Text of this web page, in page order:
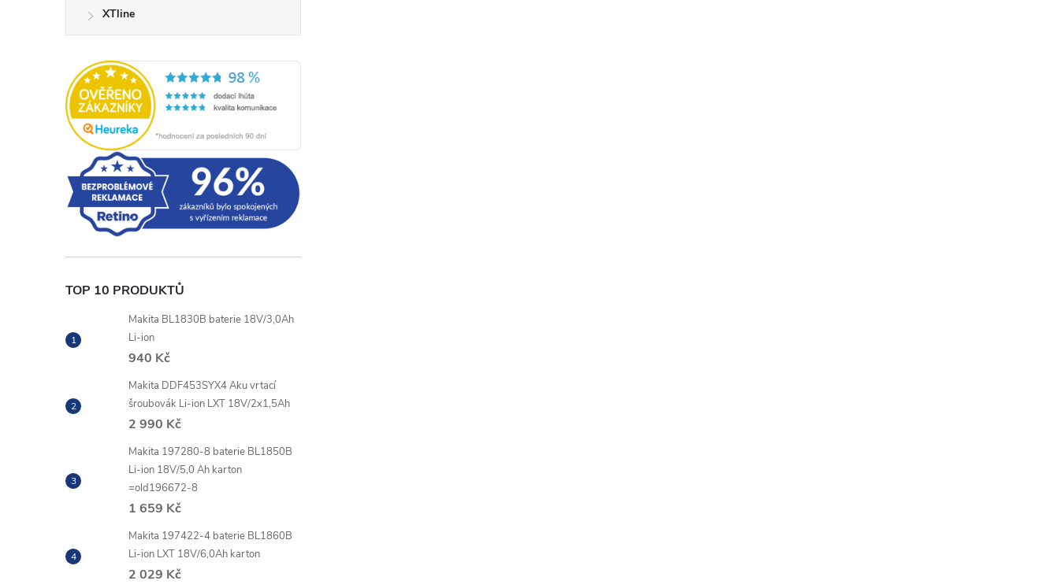
XTline
TOP 10 PRODUKTŮ
Makita BL1830B baterie 18V/3,0Ah
Li-ion
940 Kč
Makita DDF453SYX4 Aku vrtací
šroubovák Li-ion LXT 18V/2x1,5Ah
2 990 Kč
Makita 197280-8 baterie BL1850B
Li-ion 18V/5,0 Ah karton
=old196672-8
1 659 Kč
Makita 197422-4 baterie BL1860B
Li-ion LXT 18V/6,0Ah karton
2 029 Kč